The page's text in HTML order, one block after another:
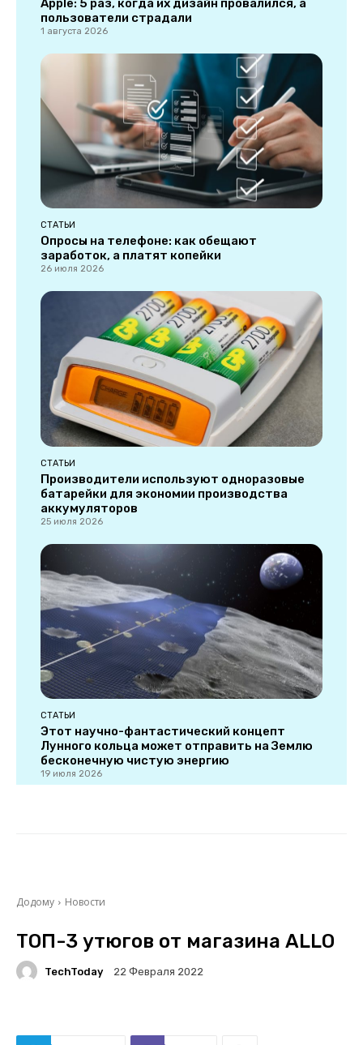
Apple: 5 раз, когда их дизайн провалился, а
пользователи страдали
1 августа 2026
СТАТЬИ
Опросы на телефоне: как обещают
заработок, а платят копейки
26 июля 2026
СТАТЬИ
Производители используют одноразовые
батарейки для экономии производства
аккумуляторов
25 июля 2026
СТАТЬИ
Этот научно-фантастический концепт
Лунного кольца может отправить на Землю
бесконечную чистую энергию
19 июля 2026